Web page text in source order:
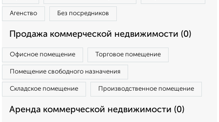
Агенство Без посредников
Продажа коммерческой недвижимости (0)
Офисное помещение Торговое помещение
Помещение свободного назначения
Складское помещение Производственное помещение
Аренда коммерческой недвижимости (0)